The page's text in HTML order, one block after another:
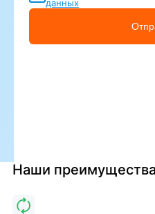
данных
Наши преимущества